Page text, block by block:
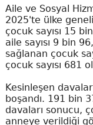
Aile ve Sosyal
2025'te ülke
çocuk sayısı 15
aile sayısı 9 bin
sağlanan çocuk
çocuk sayısı 681
Kesinleşen
boşandı. 191 bin
davaları sonucu,
anneye verildiği